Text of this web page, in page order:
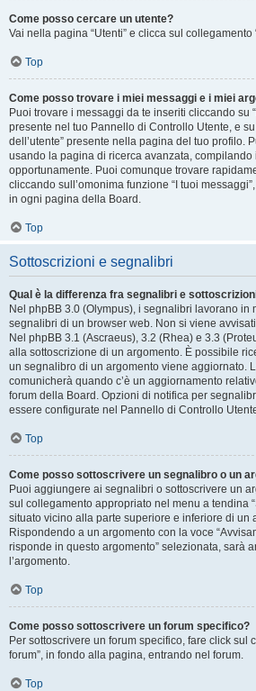
Come posso cercare un utente?
Vai nella pagina “Utenti” e clicca sul collegamento
Top
Come posso trovare i miei messaggi e i miei
Puoi trovare i messaggi da te inseriti cliccando su
presente nel tuo Pannello di Controllo Utente, e
dell’utente” presente nella pagina del tuo profilo.
usando la pagina di ricerca avanzata, compilando
opportunamente. Puoi comunque trovare
cliccando sull’omonima funzione “I tuoi
in ogni pagina della Board.
Top
Sottoscrizioni e segnalibri
Qual è la differenza fra segnalibri e
Nel phpBB 3.0 (Olympus), i segnalibri lavorano in
segnalibri di un browser web. Non si viene
Nel phpBB 3.1 (Ascraeus), 3.2 (Rhea) e 3.3
alla sottoscrizione di un argomento. È possibile
un segnalibro di un argomento viene aggiornato.
comunicherà quando c’è un aggiornamento
forum della Board. Opzioni di notifica per
essere configurate nel Pannello di Controllo
Top
Come posso sottoscrivere un segnalibro o un
Puoi aggiungere ai segnalibri o sottoscrivere un
sul collegamento appropriato nel menu a tendina
situato vicino alla parte superiore e inferiore di un
Rispondendo a un argomento con la voce
risponde in questo argomento” selezionata, sarà
l’argomento.
Top
Come posso sottoscrivere un forum specifico?
Per sottoscrivere un forum specifico, fare click sul
forum”, in fondo alla pagina, entrando nel forum.
Top